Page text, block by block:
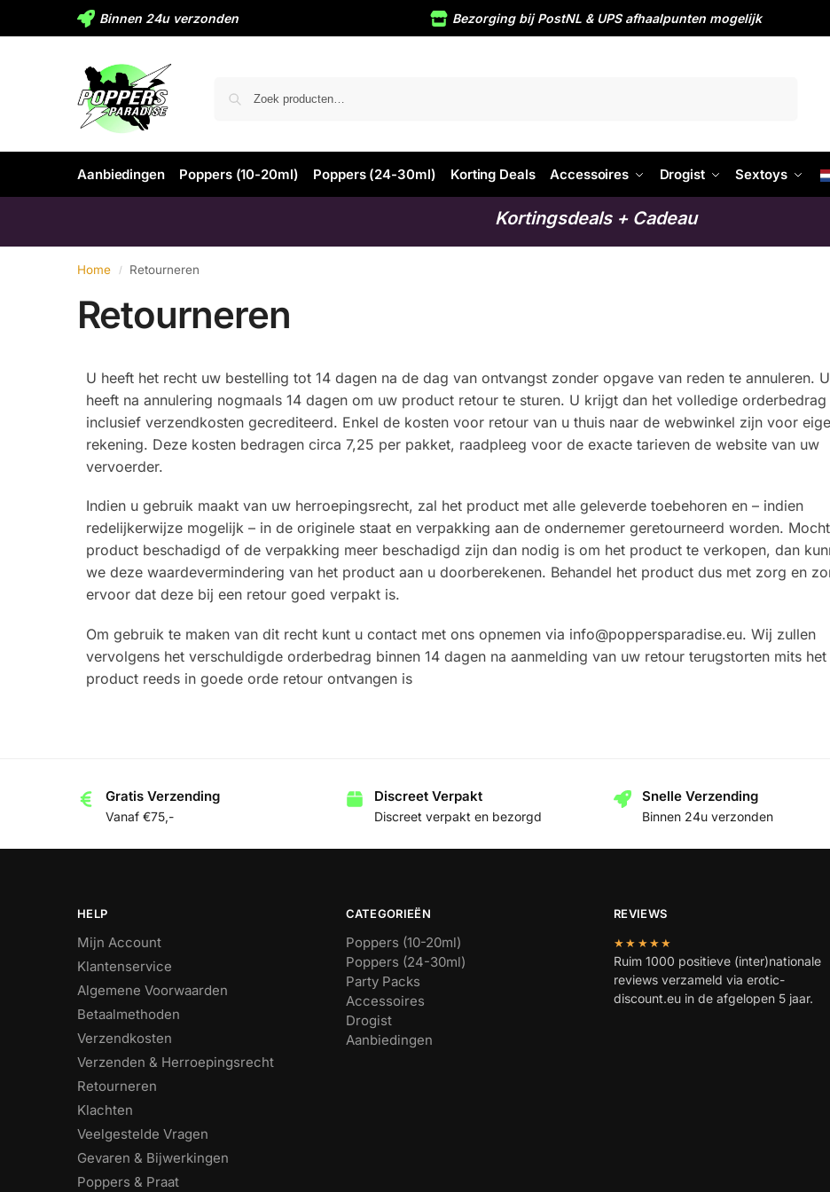
Binnen 24u verzonden Bezorging bij PostNL & UPS afhaalpunten mogelijk
Aanbiedingen Poppers (10-20ml) Poppers (24-30ml) Korting Deals Accessoires Drogist Sextoys
Kortingsdeals + Cadeau
Home / Retourneren
Retourneren
U heeft het recht uw bestelling tot 14 dagen na de dag van ontvangst zonder opgave van reden te annuleren. U
heeft na annulering nogmaals 14 dagen om uw product retour te sturen. U krijgt dan het volledige orderbedrag
inclusief verzendkosten gecrediteerd. Enkel de kosten voor retour van u thuis naar de webwinkel zijn voor
rekening. Deze kosten bedragen circa 7,25 per pakket, raadpleeg voor de exacte tarieven de website van uw
vervoerder.
Indien u gebruik maakt van uw herroepingsrecht, zal het product met alle geleverde toebehoren en – indien
redelijkerwijze mogelijk – in de originele staat en verpakking aan de ondernemer geretourneerd worden.
product beschadigd of de verpakking meer beschadigd zijn dan nodig is om het product te verkopen, dan
we deze waardevermindering van het product aan u doorberekenen. Behandel het product dus met zorg en
ervoor dat deze bij een retour goed verpakt is.
Om gebruik te maken van dit recht kunt u contact met ons opnemen via info@poppersparadise.eu. Wij zullen
vervolgens het verschuldigde orderbedrag binnen 14 dagen na aanmelding van uw retour terugstorten mits het
product reeds in goede orde retour ontvangen is
Gratis Verzending
Vanaf €75,-
Discreet Verpakt
Discreet verpakt en bezorgd
Snelle Verzending
Binnen 24u verzonden
HELP
Mijn Account
Klantenservice
Algemene Voorwaarden
Betaalmethoden
Verzendkosten
Verzenden & Herroepingsrecht
Retourneren
Klachten
Veelgestelde Vragen
Gevaren & Bijwerkingen
Poppers & Praat
CATEGORIEËN
Poppers (10-20ml)
Poppers (24-30ml)
Party Packs
Accessoires
Drogist
Aanbiedingen
REVIEWS
★★★★★
Ruim 1000 positieve (inter)nationale
reviews verzameld via erotic-
discount.eu in de afgelopen 5 jaar.